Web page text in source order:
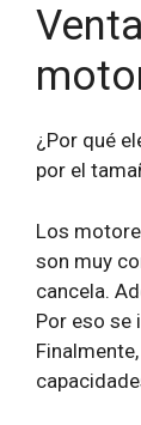
¿Por qué
por el
Los
son muy
cancela.
Por eso se